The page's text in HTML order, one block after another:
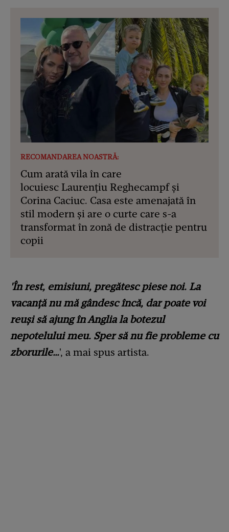
RECOMANDAREA NOASTRĂ:
Cum arată vila în care
locuiesc Laurențiu Reghecampf și
Corina Caciuc. Casa este amenajată în
stil modern și are o curte care s-a
transformat în zonă de distracție pentru
copii
'În rest, emisiuni, pregătesc piese noi. La
vacanță nu mă gândesc încă, dar poate voi
reuși să ajung în Anglia la botezul
nepotelului meu. Sper să nu fie probleme cu
zborurile…', a mai spus artista.